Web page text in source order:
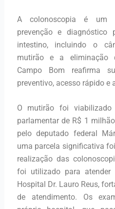
A colonoscopia é um
prevenção e diagnóstico
intestino, incluindo o
mutirão e a eliminação
Campo Bom reafirma
preventivo, acesso rápido e
O mutirão foi
parlamentar de R$ 1
pelo deputado federal
uma parcela significativa
realização das
foi utilizado para atender
Hospital Dr. Lauro Reus,
de atendimento. Os